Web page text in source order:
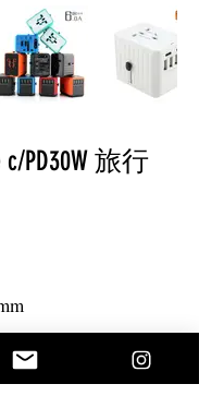
c/PD30W 旅行
C/PD30W, 6.0a快